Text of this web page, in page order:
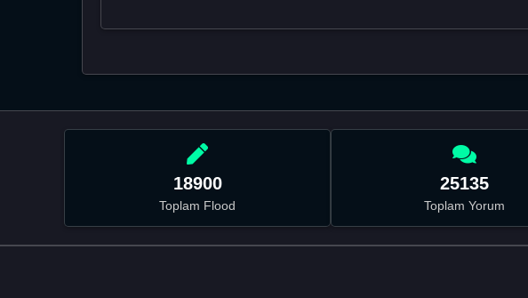
18900
Toplam Flood
25135
Toplam Yorum